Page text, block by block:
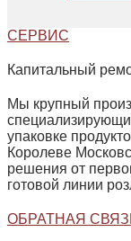
СЕРВИС
Капитальный
Мы крупный
упаковке
Королеве
решения от
готовой линии
ОБРАТНАЯ